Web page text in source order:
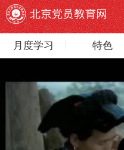
月度学习 特色